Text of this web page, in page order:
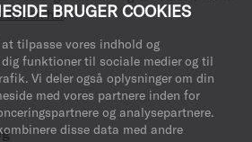
BRUGER COOKIES
tilpasse vores indhold og
funktioner til sociale medier og til
Vi deler også oplysninger om din
med vores partnere inden for
og analysepartnere.
disse data med andre
avisen her.